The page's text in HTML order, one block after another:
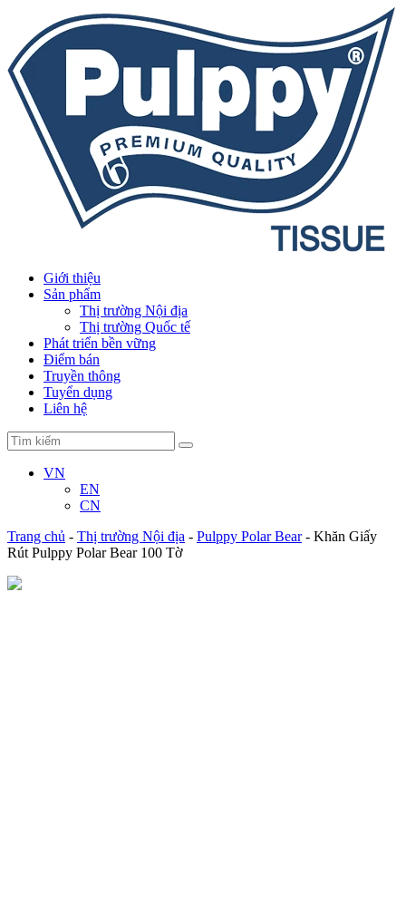
Giới thiệu
Sản phẩm
Thị trường Nội địa
Thị trường Quốc tế
Phát triển bền vững
Điểm bán
Truyền thông
Tuyển dụng
Liên hệ
VN
EN
CN
Trang chủ - Thị trường Nội địa - Pulppy Polar Bear- Khăn Giấy
Rút Pulppy Polar Bear 100 Tờ